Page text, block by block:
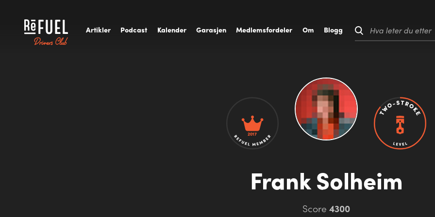
Artikler Podcast Kalender Garasjen Medlemsfordeler Om Blogg Hva leter du etter
2017
Frank Solheim
Score 4300